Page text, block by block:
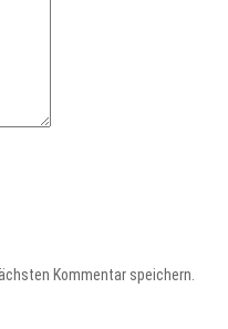
Kommentar speichern.